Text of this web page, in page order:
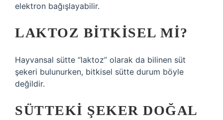
elektron bağışlayabilir.
LAKTOZ BITKISEL MI?
Hayvansal sütte “laktoz” olarak da bilinen süt
şekeri bulunurken, bitkisel sütte durum böyle
değildir.
SÜTTEKI ŞEKER DOĞAL